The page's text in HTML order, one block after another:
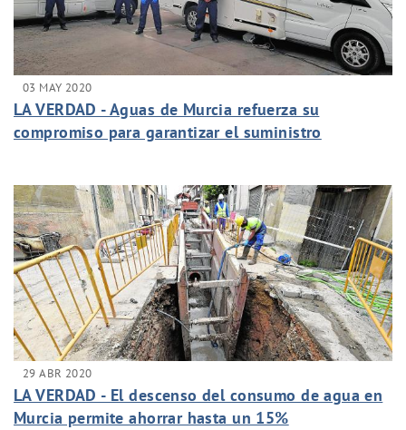
03 MAY 2020
LA VERDAD - Aguas de Murcia refuerza su
compromiso para garantizar el suministro
29 ABR 2020
LA VERDAD - El descenso del consumo de agua en
Murcia permite ahorrar hasta un 15%